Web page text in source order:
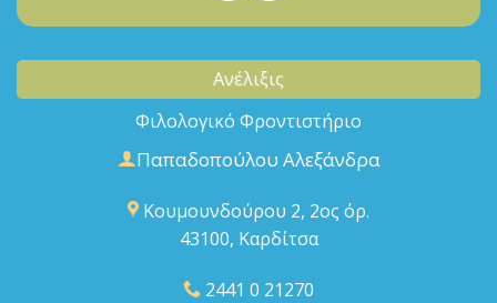
Ανέλιξις
Φιλολογικό Φροντιστήριο
Παπαδοπούλου Αλεξάνδρα
Κουμουνδούρου 2, 2ος όρ.
43100, Καρδίτσα
2441 0 21270